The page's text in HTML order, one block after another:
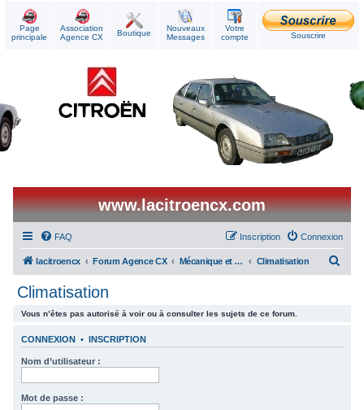
Page
principale
Association
Agence CX
Boutique
Nouveaux
Messages
Votre
compte
Souscrire
www.lacitroencx.com
FAQ Connexion
Inscription
lacitroencx Forum Agence CX Mécanique et Réparations Climatisation
Climatisation
Vous n’êtes pas autorisé à voir ou à consulter les sujets de ce forum.
CONNEXION • INSCRIPTION
Nom d’utilisateur :
Mot de passe :